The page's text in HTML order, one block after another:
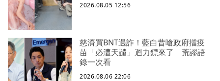
2026.08.05 12:56
慈濟買BNT遇詐！藍白昔嗆政府擋疫
苗「必遭天譴」迴力鏢來了 荒謬語
錄一次看
2026.08.06 22:06